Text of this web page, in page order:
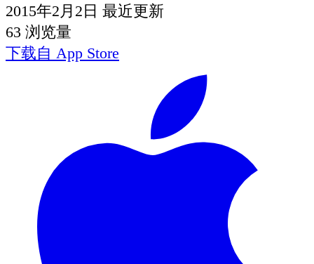
2015年2月2日 最近更新
63 浏览量
下载自 App Store